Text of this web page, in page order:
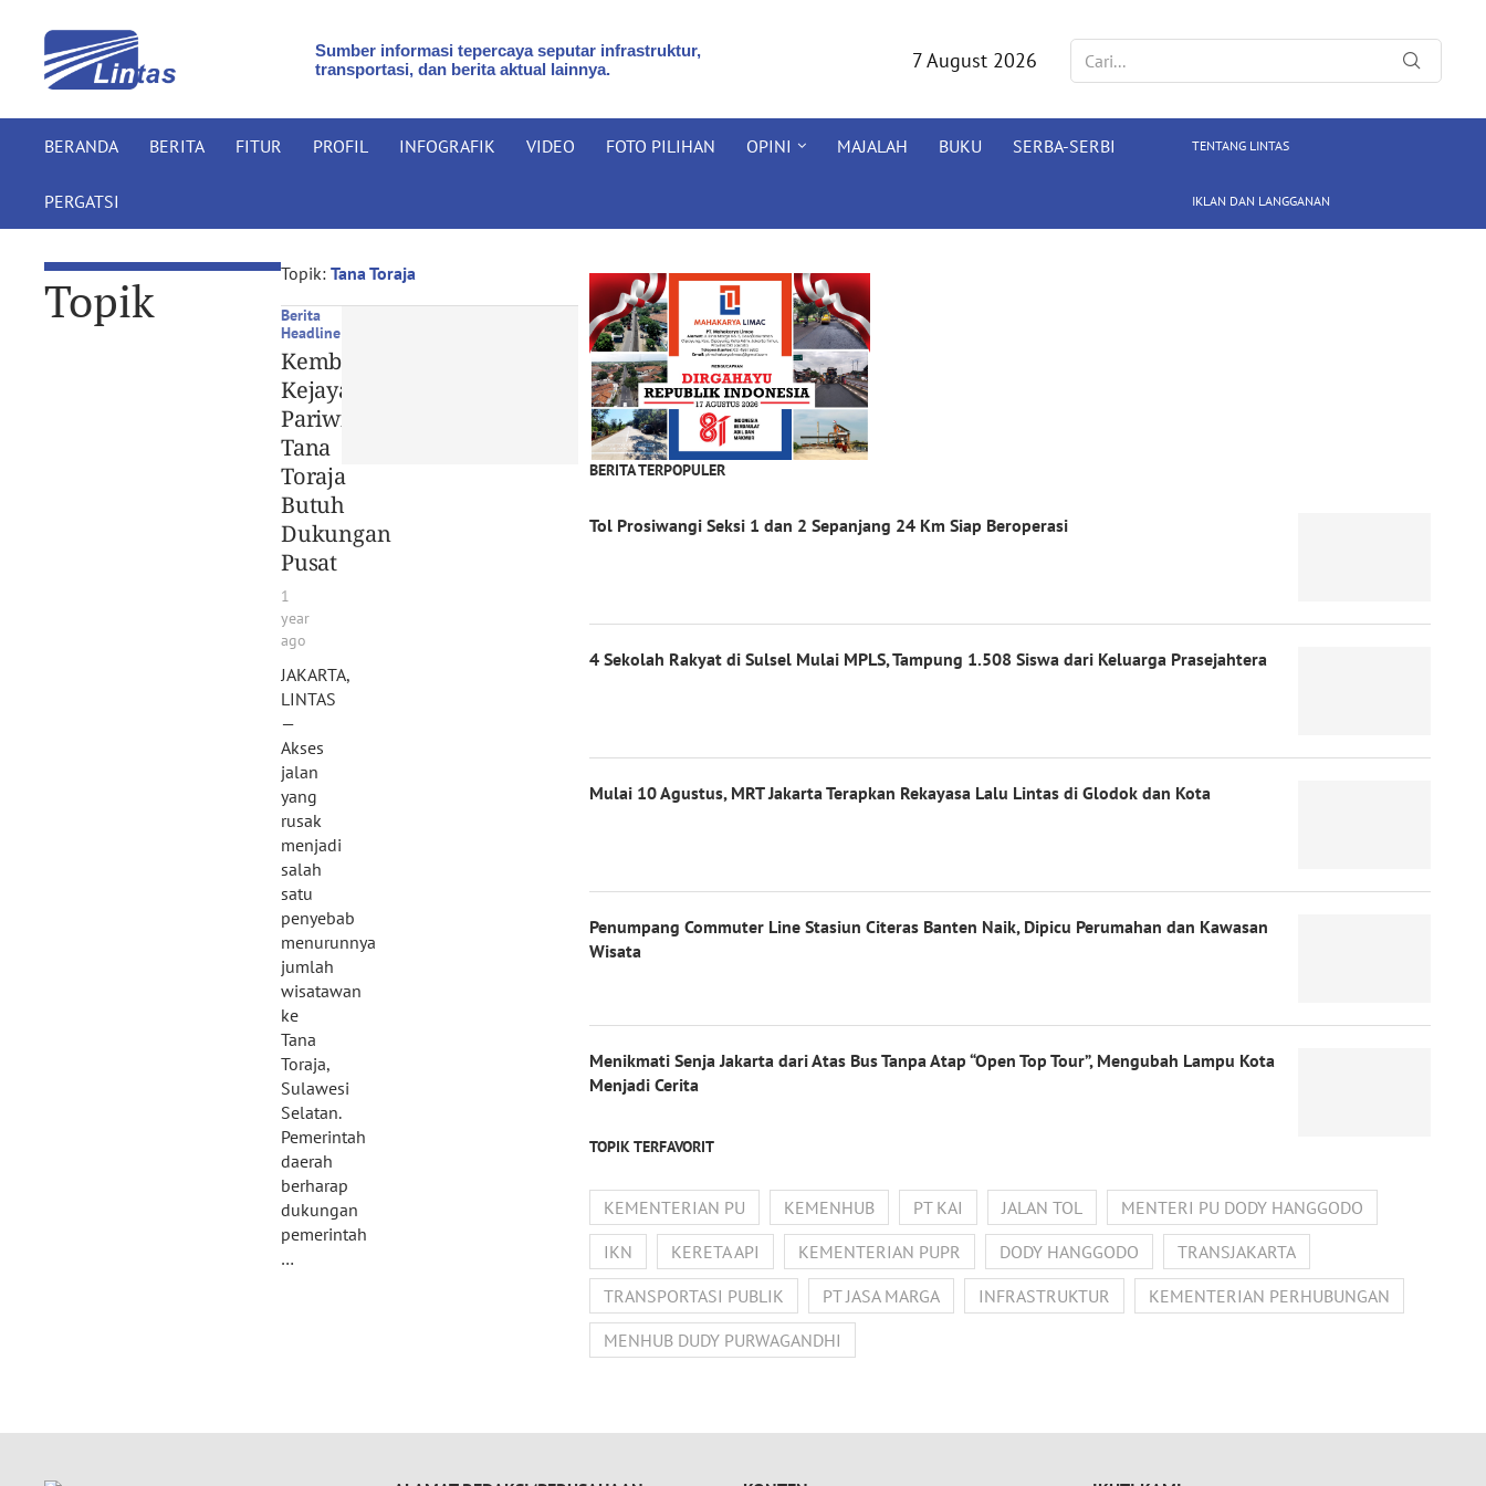
Sumber informasi tepercaya seputar infrastruktur,
transportasi, dan berita aktual lainnya.
7 August 2026
BERANDA BERITA FITUR PROFIL INFOGRAFIK VIDEO FOTO PILIHAN OPINI MAJALAH BUKU SERBA-SERBI
PERGATSI
TENTANG LINTAS
IKLAN DAN LANGGANAN
Topik Topik: Tana Toraja
Berita
Headline
Kembalikan
Kejayaan
Pariwisata,
Tana
Toraja
Butuh
Dukungan
Pusat
1
year
ago
JAKARTA,
LINTAS
—
Akses
jalan
yang
rusak
menjadi
salah
satu
penyebab
menurunnya
jumlah
wisatawan
ke
Tana
Toraja,
Sulawesi
Selatan.
Pemerintah
daerah
berharap
dukungan
pemerintah
…
BERITA TERPOPULER
Tol Prosiwangi Seksi 1 dan 2 Sepanjang 24 Km Siap Beroperasi
4 Sekolah Rakyat di Sulsel Mulai MPLS, Tampung 1.508 Siswa dari Keluarga Prasejahtera
Mulai 10 Agustus, MRT Jakarta Terapkan Rekayasa Lalu Lintas di Glodok dan Kota
Penumpang Commuter Line Stasiun Citeras Banten Naik, Dipicu Perumahan dan Kawasan
Wisata
Menikmati Senja Jakarta dari Atas Bus Tanpa Atap “Open Top Tour”, Mengubah Lampu Kota
Menjadi Cerita
TOPIK TERFAVORIT
KEMENTERIAN PU KEMENHUB PT KAI JALAN TOL
MENTERI PU DODY HANGGODO
IKN
KERETA API KEMENTERIAN PUPR DODY HANGGODO
TRANSJAKARTA
TRANSPORTASI PUBLIK
PT JASA MARGA INFRASTRUKTUR
KEMENTERIAN PERHUBUNGAN
MENHUB DUDY PURWAGANDHI